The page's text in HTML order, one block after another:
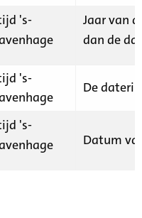
's-
Jaar van
dan de
's-
De
's-
Datum